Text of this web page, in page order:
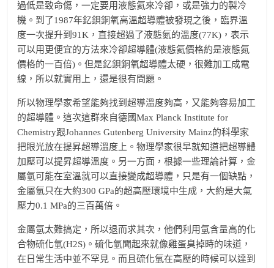
過低是致命傷，一定要用液態氦來冷卻，或是強力的製冷
機。到了1987年釔鋇銅氧高溫超導體被發現之後，臨界溫
度一次提升到91K，直接超過了液態氮的溫度(77K)，表示
可以用更便宜的方法來冷卻超導體(液態氦價格約是液態氮
價格的一百倍)。但是釔鋇銅氧超導體太硬，很難加工成電
線，所以就實用上，還是很有問題。
所以物理學家希望能夠找到超導溫度夠高，又能夠容易加工
的超導體。這次這群來自德國Max Planck Institute for
Chemistry跟Johannes Gutenberg University Mainz的科學家
把眼光放在提昇超導溫度上。物理學家很早就知道把超導體
加壓可以提昇超導溫度。另一方面，根據一些理論計算，金
屬氫可能在室溫就可以直接變成超導體，只是有一個缺點，
金屬氫只在大約300 GPa的超高壓環境中生成，大約是大氣
壓力0.1 MPa的三百萬倍。
金屬氫太難搞定，所以退而求其次，他們利用氫含量高的化
合物硫化氫(H2S)。硫化氫聞起來就像雞蛋臭掉時的味道，
在日常生活中並不罕見。而且硫化氫在高壓的時候可以達到